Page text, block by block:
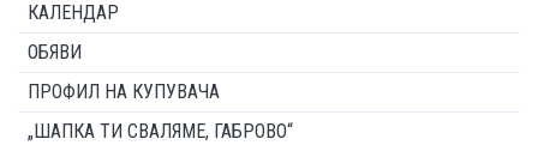
КАЛЕНДАР
ОБЯВИ
ПРОФИЛ НА КУПУВАЧА
„ШАПКА ТИ СВАЛЯМЕ, ГАБРОВО“